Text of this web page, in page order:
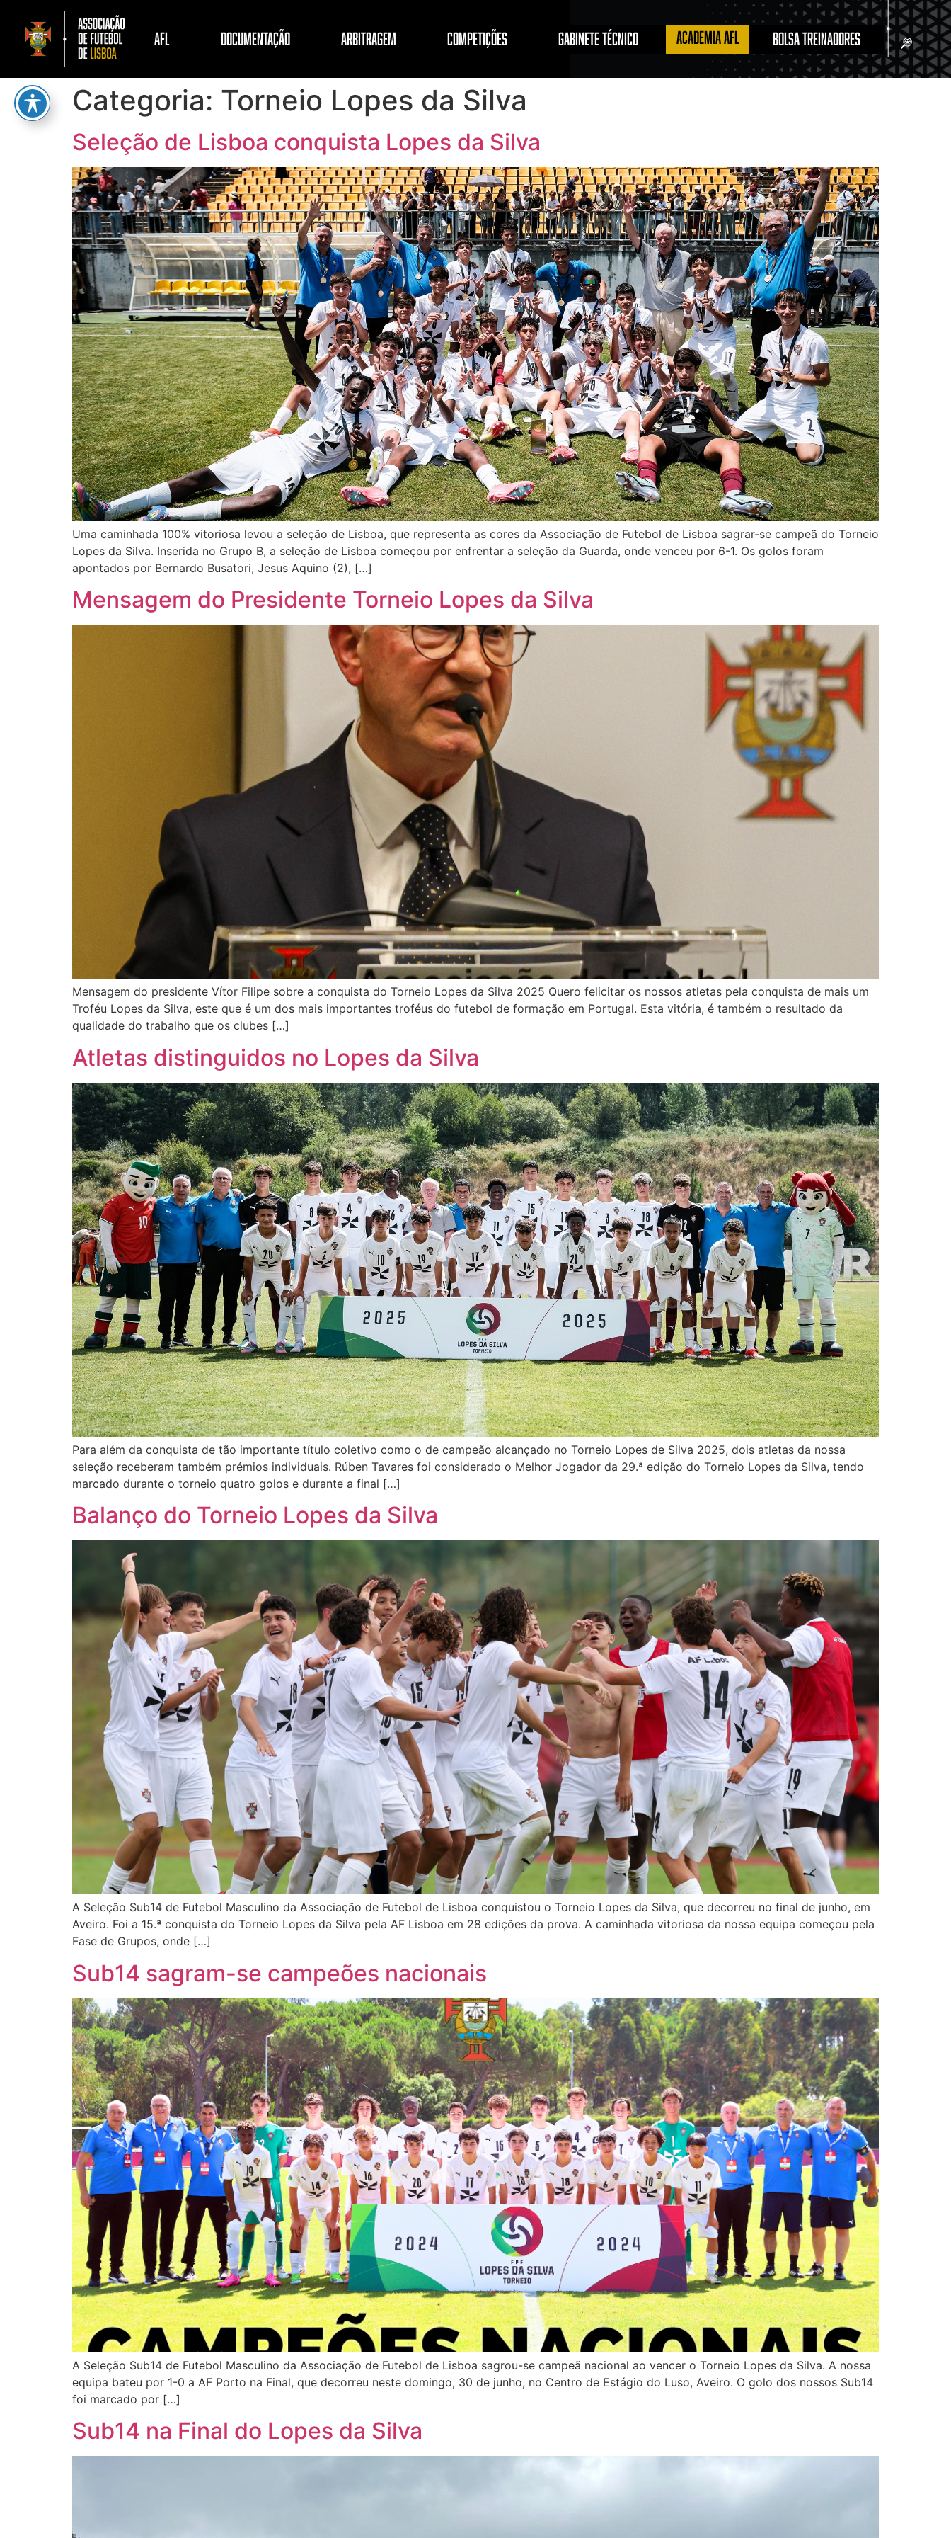
AFL DOCUMENTAÇÃO ARBITRAGEM COMPETIÇÕES GABINETE TÉCNICO ACADEMIA AFL BOLSA TREINADORES
Categoria: Torneio Lopes da Silva
Seleção de Lisboa conquista Lopes da Silva
Uma caminhada 100% vitoriosa levou a seleção de Lisboa, que representa as cores da Associação de Futebol de Lisboa sagrar-se campeã do Torneio
Lopes da Silva. Inserida no Grupo B, a seleção de Lisboa começou por enfrentar a seleção da Guarda, onde venceu por 6-1. Os golos foram
apontados por Bernardo Busatori, Jesus Aquino (2), […]
Mensagem do Presidente Torneio Lopes da Silva
Mensagem do presidente Vítor Filipe sobre a conquista do Torneio Lopes da Silva 2025 Quero felicitar os nossos atletas pela conquista de mais um
Troféu Lopes da Silva, este que é um dos mais importantes troféus do futebol de formação em Portugal. Esta vitória, é também o resultado da
qualidade do trabalho que os clubes […]
Atletas distinguidos no Lopes da Silva
Para além da conquista de tão importante título coletivo como o de campeão alcançado no Torneio Lopes de Silva 2025, dois atletas da nossa
seleção receberam também prémios individuais. Rúben Tavares foi considerado o Melhor Jogador da 29.ª edição do Torneio Lopes da Silva, tendo
marcado durante o torneio quatro golos e durante a final […]
Balanço do Torneio Lopes da Silva
A Seleção Sub14 de Futebol Masculino da Associação de Futebol de Lisboa conquistou o Torneio Lopes da Silva, que decorreu no final de junho, em
Aveiro. Foi a 15.ª conquista do Torneio Lopes da Silva pela AF Lisboa em 28 edições da prova. A caminhada vitoriosa da nossa equipa começou pela
Fase de Grupos, onde […]
Sub14 sagram-se campeões nacionais
A Seleção Sub14 de Futebol Masculino da Associação de Futebol de Lisboa sagrou-se campeã nacional ao vencer o Torneio Lopes da Silva. A nossa
equipa bateu por 1-0 a AF Porto na Final, que decorreu neste domingo, 30 de junho, no Centro de Estágio do Luso, Aveiro. O golo dos nossos Sub14
foi marcado por […]
Sub14 na Final do Lopes da Silva